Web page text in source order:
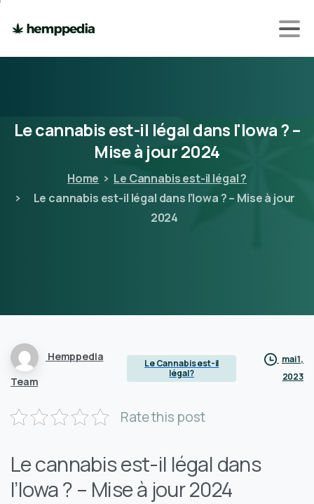
Lecannabisest-il légal dans l'Iowa?–
Miseà jour2024
Home
Le Cannabis est-il légal ?
Le cannabis est-il légal dans l’Iowa ? – Mise à jour
2024
Hemppedia
Team
Le Cannabis est-il
légal ?
mai 1,
2023
Rate this post
Le cannabis est-il légal dans
l’Iowa ? – Mise à jour 2024